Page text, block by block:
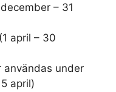
– 31
(1 april – 30
användas under
april)